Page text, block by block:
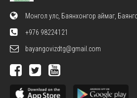
Монгол улс, Баянхонгор аймаг,
+976 98224121
bayangovizdtg@gmail.com